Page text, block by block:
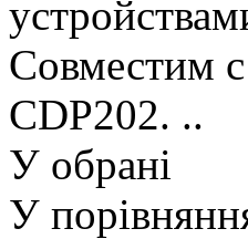
Совместим
CDP202. ..
У обрані
У